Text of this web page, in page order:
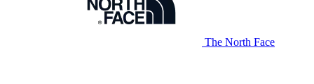
The North Face